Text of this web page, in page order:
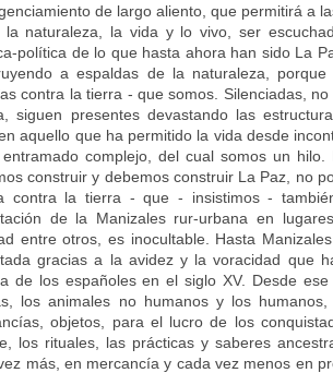
de largo aliento, que permitirá a
la naturaleza, la vida y lo vivo, ser
política de lo que hasta ahora han sido La
a espaldas de la naturaleza,
contra la tierra - que somos. Silenciadas,
siguen presentes devastando las
aquello que ha permitido la vida desde
complejo, del cual somos un
construir y debemos construir La Paz, no
contra la tierra - que - insistimos -
de la Manizales rur-urbana en
entre otros, es inocultable. Hasta
gracias a la avidez y la voracidad que
de los españoles en el siglo XV. Desde
los animales no humanos y los
objetos, para el lucro de los
los rituales, las prácticas y saberes
más, en mercancía y cada vez menos en